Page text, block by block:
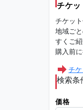
チケッ
チケッ
地域ご
すくご紹
購入前
チ
検索条
価格